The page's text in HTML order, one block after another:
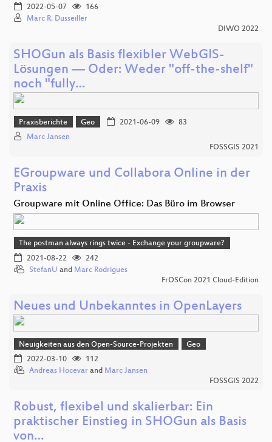
2022-05-07
166
Marc R. Dusseiller
DIWO 2022
SHOGun als Basis flexibler WebGIS-
Lösungen — Oder: Weder "off-the-shelf"
noch "fully…
Praxisberichte Geo 2021-06-09
83
Marc Jansen
FOSSGIS 2021
EGroupware und Collabora Online in der
Praxis
Groupware mit Online Office: Das Büro im Browser
The postman always rings twice - Exchange your groupware?
2021-08-22
242
StefanU and Marc Rodrigues
FrOSCon 2021 Cloud-Edition
Neues und Unbekanntes in OpenLayers
Neuigkeiten aus den Open-Source-Projekten
Geo
2022-03-10
112
Andreas Hocevar and Marc Jansen
FOSSGIS 2022
Robust, flexibel und skalierbar: Ein
praktischer Einstieg in SHOGun als Basis
von…